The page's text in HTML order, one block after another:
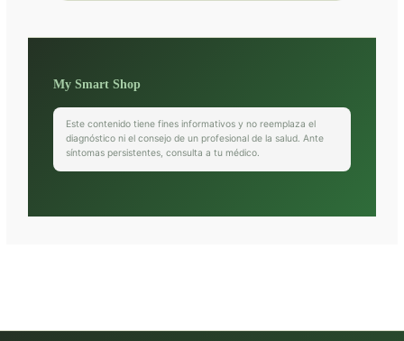
My Smart Shop
Este contenido tiene fines informativos y no reemplaza el
diagnóstico ni el consejo de un profesional de la salud. Ante
síntomas persistentes, consulta a tu médico.